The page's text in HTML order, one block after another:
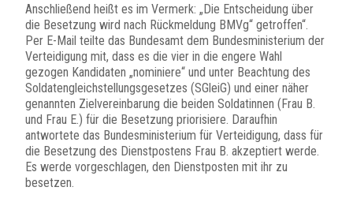
Anschließend heißt es im Vermerk: „Die Entscheidung über
die Besetzung wird nach Rückmeldung BMVg“ getroffen“.
Per E-Mail teilte das Bundesamt dem Bundesministerium der
Verteidigung mit, dass es die vier in die engere Wahl
gezogen Kandidaten „nominiere“ und unter Beachtung des
Soldatengleichstellungsgesetzes (SGleiG) und einer näher
genannten Zielvereinbarung die beiden Soldatinnen (Frau B.
und Frau E.) für die Besetzung priorisiere. Daraufhin
antwortete das Bundesministerium für Verteidigung, dass für
die Besetzung des Dienstpostens Frau B. akzeptiert werde.
Es werde vorgeschlagen, den Dienstposten mit ihr zu
besetzen.